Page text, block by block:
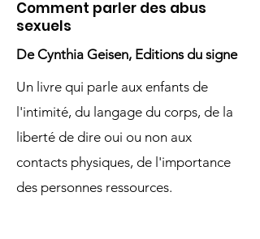
Comment parler des abus
sexuels
De Cynthia Geisen, Editions du signe
Un livre qui parle aux enfants de
l'intimité, du langage du corps, de la
liberté de dire oui ou non aux
contacts physiques, de l'importance
des personnes ressources.